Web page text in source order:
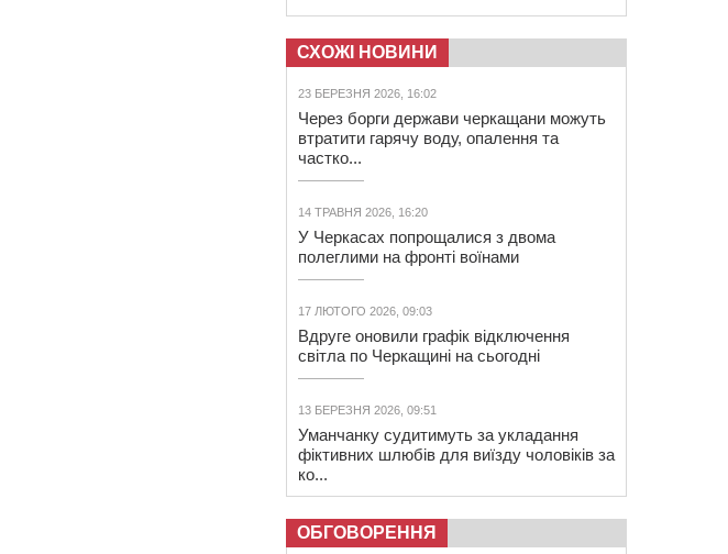
СХОЖІ НОВИНИ
23 БЕРЕЗНЯ 2026, 16:02
Через борги держави черкащани можуть
втратити гарячу воду, опалення та
частко...
14 ТРАВНЯ 2026, 16:20
У Черкасах попрощалися з двома
полеглими на фронті воїнами
17 ЛЮТОГО 2026, 09:03
Вдруге оновили графік відключення
світла по Черкащині на сьогодні
13 БЕРЕЗНЯ 2026, 09:51
Уманчанку судитимуть за укладання
фіктивних шлюбів для виїзду чоловіків за
ко...
ОБГОВОРЕННЯ